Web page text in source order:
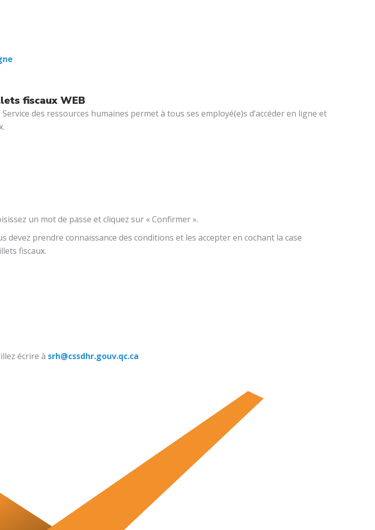
fiscaux WEB
des ressources humaines permet à tous ses employé(e)s d’accéder en ligne et
un mot de passe et cliquez sur « Confirmer ».
devez prendre connaissance des conditions et les accepter en cochant la case
fiscaux.
écrire à srh@cssdhr.gouv.qc.ca